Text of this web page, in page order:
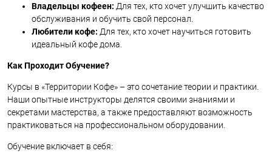
Владельцы кофеен: Для тех, кто хочет улучшить качество
обслуживания и обучить свой персонал.
Любители кофе: Для тех, кто хочет научиться готовить
идеальный кофе дома.
Как Проходит Обучение?
Курсы в «Территории Кофе» – это сочетание теории и практики.
Наши опытные инструкторы делятся своими знаниями и
секретами мастерства, а также предоставляют возможность
практиковаться на профессиональном оборудовании.
Обучение включает в себя: